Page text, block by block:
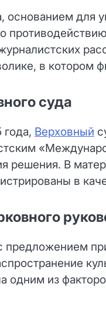
для
в котором
суда
Верховный
решения. В
в
предложением
одним из